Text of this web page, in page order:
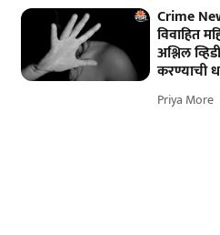
Crime
विवाहित
अश्लिल
करण्याची
Priya More